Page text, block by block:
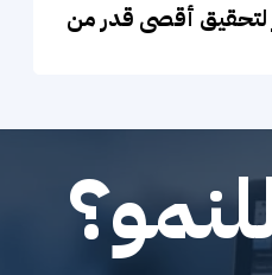
أقصى قدر من